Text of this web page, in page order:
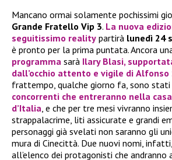
Mancano ormai solamente pochissimi
Grande Fratello Vip 3. La nuova
seguitissimo reality partirà lunedì 24
è pronto per la prima puntata. Ancora
programma sarà Ilary Blasi,
dall’occhio attento e vigile di Alfonso
frattempo, qualche giorno fa, sono stati
concorrenti che entreranno nella
d’Italia , e che per tre mesi vivranno
strappalacrime, liti assicurate e grandi
personaggi già svelati non saranno gli
mura di Cinecittà. Due nuovi nomi,
all’elenco dei protagonisti che andranno